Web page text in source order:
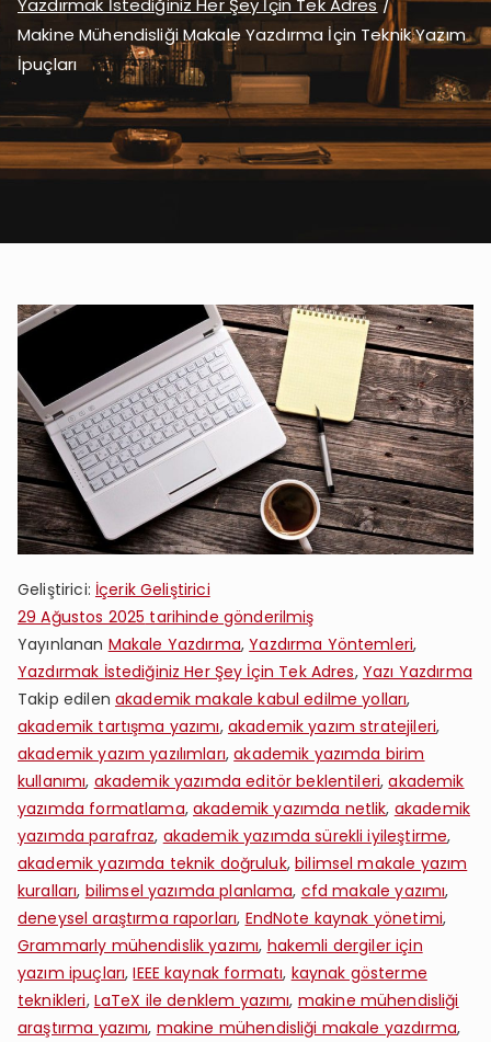
Yazdırmak İstediğiniz Her Şey İçin Tek Adres
Makine Mühendisliği Makale Yazdırma İçin Teknik Yazım
İpuçları
Geliştirici: İçerik Geliştirici
29 Ağustos 2025 tarihinde gönderilmiş
Yayınlanan Makale Yazdırma,Yazdırma Yöntemleri,
Yazdırmak İstediğiniz Her Şey İçin Tek Adres, Yazı Yazdırma
Takip edilen akademik makale kabul edilme yolları,
akademik tartışma yazımı, akademik yazım stratejileri,
akademik yazım yazılımları,akademik yazımda birim
kullanımı, akademik yazımda editör beklentileri,akademik
yazımda formatlama,akademik yazımda netlik, akademik
yazımda parafraz, akademik yazımda sürekli iyileştirme,
akademik yazımda teknik doğruluk,bilimsel makale yazım
kuralları, bilimsel yazımda planlama, cfd makale yazımı,
deneysel araştırma raporları, EndNote kaynak yönetimi,
Grammarly mühendislik yazımı, hakemli dergiler için
yazım ipuçları,IEEE kaynak formatı, kaynak gösterme
teknikleri, LaTeX ile denklem yazımı, makine mühendisliği
araştırma yazımı, makine mühendisliği makale yazdırma,